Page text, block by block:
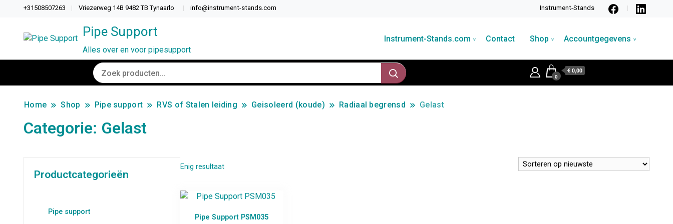
+31508507263 Vriezerweg 14B 9482 TB Tynaarlo info@instrument-stands.com Instrument-Stands
Pipe Support
Alles over en voor pipesupport
Instrument-Stands.com Contact Shop Accountgegevens
0
€ 0,00
Home Shop Pipe support RVS of Stalen leiding Geisoleerd (koude) Radiaal begrensd Gelast
Categorie: Gelast
Enig resultaat
Pipe Support PSM035
Productcategorieën
Pipe support